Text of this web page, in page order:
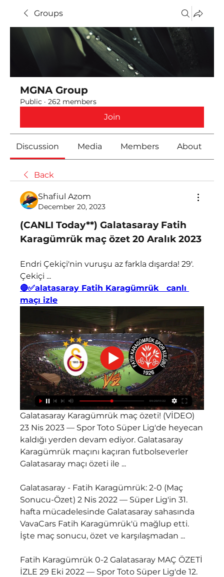
Groups
MGNA Group
Public · 262 members
Join
Discussion Media Members About
Back
Shafiul Azom
December 20, 2023
(CANLI Today**) Galatasaray Fatih
Karagümrük maç özet 20 Aralık 2023
Endri Çekiçi'nin vuruşu az farkla dışarda! 29'.
Çekiçi ...
🔴✅alatasaray Fatih Karagümrük   canlı
maçı izle
Galatasaray Karagümrük maç özeti! (VİDEO)
23 Nis 2023 — Spor Toto Süper Lig'de heyecan
kaldığı yerden devam ediyor. Galatasaray
Karagümrük maçını kaçıran futbolseverler
Galatasaray maçı özeti ile ...
Galatasaray - Fatih Karagümrük: 2-0 (Maç
Sonucu-Özet) 2 Nis 2022 — Süper Lig'in 31.
hafta mücadelesinde Galatasaray sahasında
VavaCars Fatih Karagümrük'ü mağlup etti.
İşte maç sonucu, özet ve karşılaşmadan ...
Fatih Karagümrük 0-2 Galatasaray MAÇ ÖZETİ
İZLE 29 Eki 2022 — Spor Toto Süper Lig'de 12.